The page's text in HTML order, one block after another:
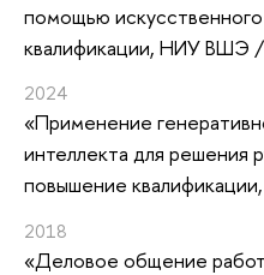
помощью
квалификации, НИУ ВШЭ
2024
«Применение
интеллекта для решения
повышение квалификации
2018
«Деловое общение